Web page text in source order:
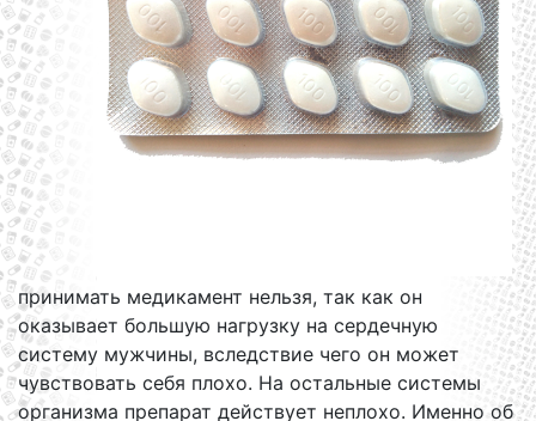
принимать медикамент нельзя, так как он
оказывает большую нагрузку на сердечную
систему мужчины, вследствие чего он может
чувствовать себя плохо. На остальные системы
организма препарат действует неплохо. Именно об